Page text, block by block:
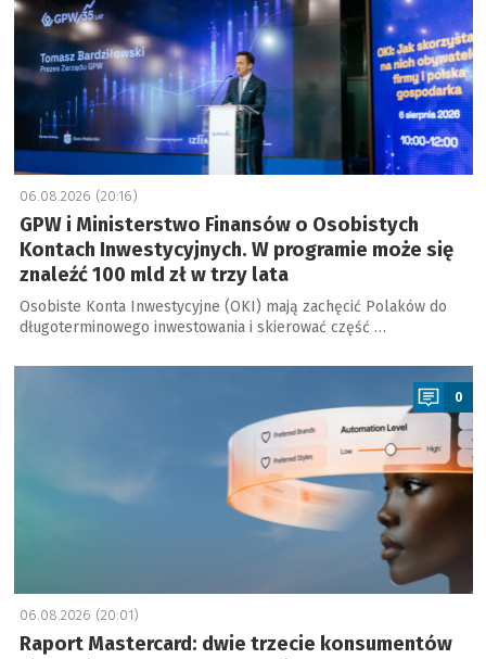
06.08.2026 (20:16)
GPW i Ministerstwo Finansów o Osobistych
Kontach Inwestycyjnych. W programie może się
znaleźć 100 mld zł w trzy lata
Osobiste Konta Inwestycyjne (OKI) mają zachęcić Polaków do
długoterminowego inwestowania i skierować część …
a
0
06.08.2026 (20:01)
Raport Mastercard: dwie trzecie konsumentów